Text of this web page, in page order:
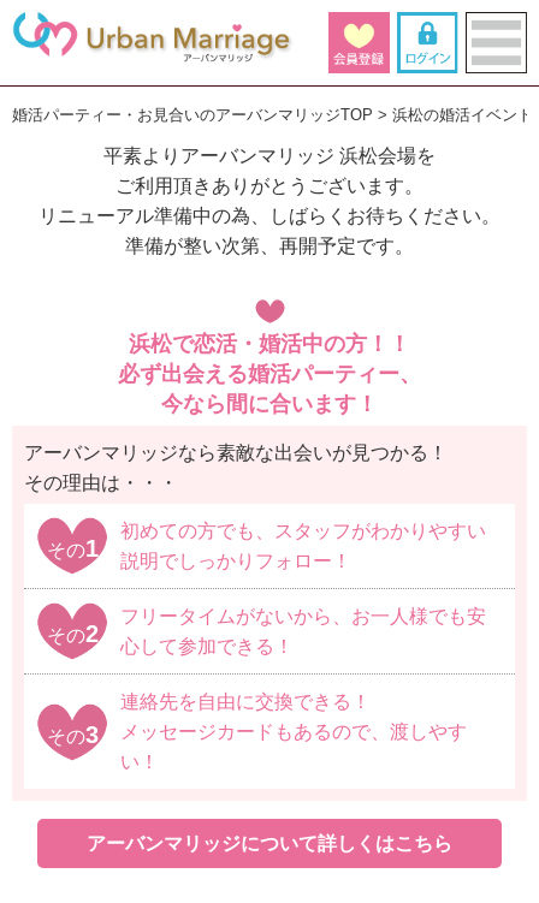
婚活パーティー・お見合いのアーバンマリッジTOP 浜松の婚活イベント
平素よりアーバンマリッジ 浜松会場を
ご利用頂きありがとうございます。
リニューアル準備中の為、しばらくお待ちください。
準備が整い次第、再開予定です。
浜松で恋活・婚活中の方！！
必ず出会える婚活パーティー、
今なら間に合います！
アーバンマリッジなら素敵な出会いが見つかる！
その理由は・・・
その1
初めての方でも、スタッフがわかりやすい
説明でしっかりフォロー！
その2
フリータイムがないから、お一人様でも安
心して参加できる！
その3
連絡先を自由に交換できる！
メッセージカードもあるので、渡しやす
い！
アーバンマリッジについて詳しくはこちら